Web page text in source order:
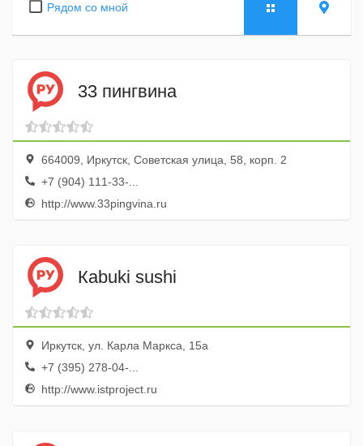
Рядом со мной
33 пингвина
664009, Иркутск, Советская улица, 58, корп. 2
+7 (904) 111-33-...
http://www.33pingvina.ru
Кabuki sushi
Иркутск, ул. Карла Маркса, 15а
+7 (395) 278-04-...
http://www.istproject.ru